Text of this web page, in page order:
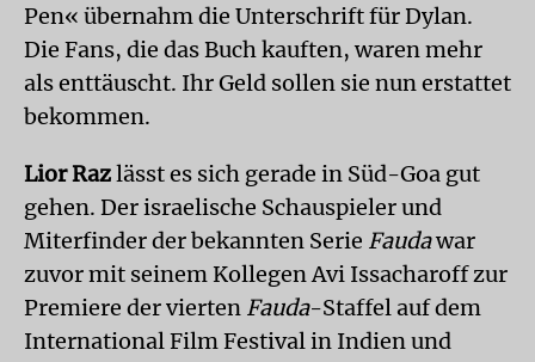
Pen« übernahm die Unterschrift für Dylan.
Die Fans, die das Buch kauften, waren mehr
als enttäuscht. Ihr Geld sollen sie nun erstattet
bekommen.
Lior Razlässt es sich gerade in Süd-Goa gut
gehen. Der israelische Schauspieler und
Miterfinder der bekannten Serie Faudawar
zuvor mit seinem Kollegen Avi Issacharoff zur
Premiere der vierten Fauda-Staffel auf dem
International Film Festival in Indien und